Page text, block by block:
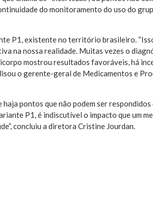
do monitoramento do uso do
P1, existente no território brasileiro.
na nossa realidade. Muitas vezes o
mostrou resultados favoráveis, há
o gerente-geral de Medicamentos e
pontos que não podem ser
P1, é indiscutível o impacto que um
concluiu a diretora Cristine Jourdan.